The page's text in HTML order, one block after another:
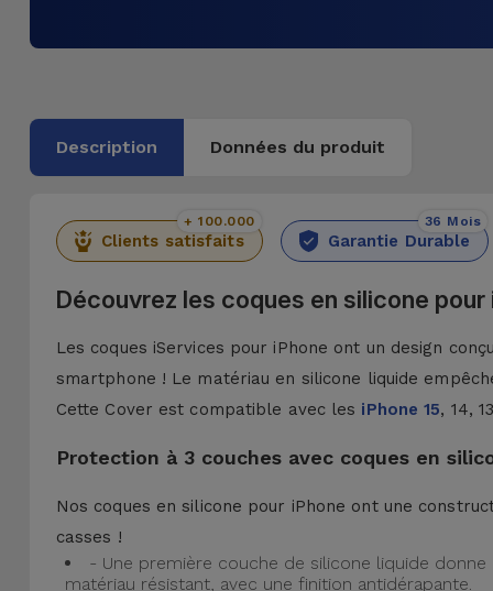
Description Données du produit
Clients satisfaits
+ 100.000
Garantie Durable
36 Mois
Découvrez les coques en silicone pour
Les coques iServices pour iPhone ont un design
smartphone ! Le matériau en silicone liquide
Cette Cover est compatible avec les iPhone 15, 14,
Protection à 3 couches avec coques en
Nos coques en silicone pour iPhone ont une
casses !
- Une première couche de silicone liquide
matériau résistant, avec une finition antidérapante.